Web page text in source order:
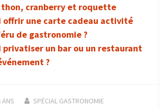
thon, cranberry et roquette
offrir une carte cadeau activité
de gastronomie ?
privatiser un bar ou un restaurant
?
ANS SPÉCIAL GASTRONOMIE